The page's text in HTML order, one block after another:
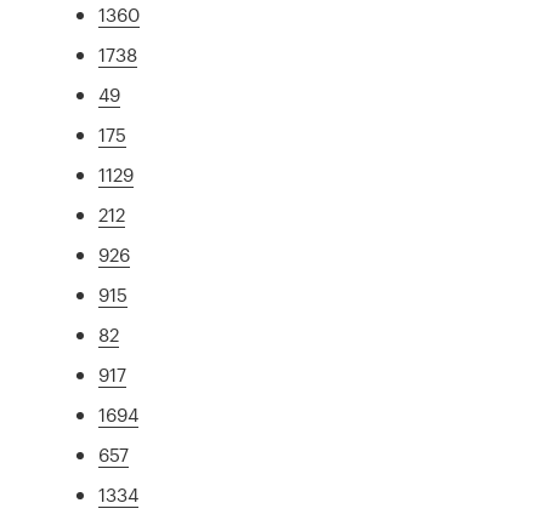
1360
1738
49
175
1129
212
926
915
82
917
1694
657
1334